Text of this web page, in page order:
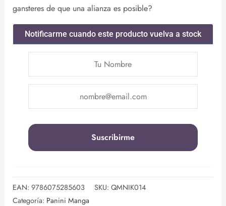
gansteres de que una alianza es posible?
Notificarme cuando este producto vuelva a stock
EAN: 9786075285603 SKU: QMNIK014
Categoría: Panini Manga